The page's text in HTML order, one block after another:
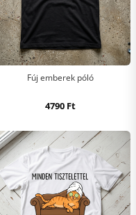
Fúj emberek póló
4790 Ft